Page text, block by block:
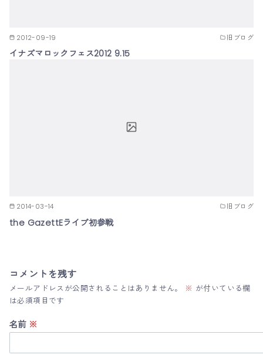
2012-09-19 旧ブログ
イナズマロックフェス2012 9.15
2014-03-14 旧ブログ
the GazettEライブ初参戦
コメントを残す
メールアドレスが公開されることはありません。 ※ が付いている欄
は必須項目です
名前 ※